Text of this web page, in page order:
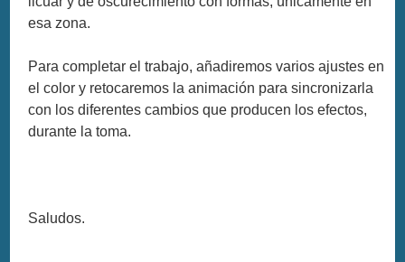
esa zona.
Para completar el trabajo, añadiremos varios ajustes en
el color y retocaremos la animación para sincronizarla
con los diferentes cambios que producen los efectos,
durante la toma.
Saludos.